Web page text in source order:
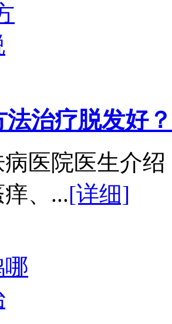
治疗脱发好？
医院医生介
、...[详细]